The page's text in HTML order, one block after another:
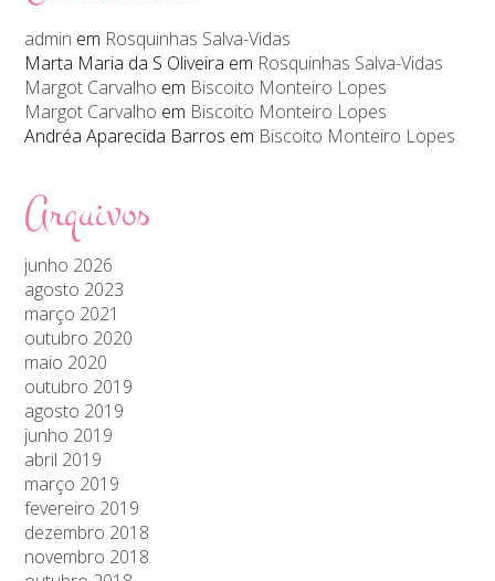
admin em Rosquinhas Salva-Vidas
Marta Maria da S Oliveira em Rosquinhas Salva-Vidas
Margot Carvalho em Biscoito Monteiro Lopes
Margot Carvalho em Biscoito Monteiro Lopes
Andréa Aparecida Barros em Biscoito Monteiro Lopes
Arquivos
junho 2026
agosto 2023
março 2021
outubro 2020
maio 2020
outubro 2019
agosto 2019
junho 2019
abril 2019
março 2019
fevereiro 2019
dezembro 2018
novembro 2018